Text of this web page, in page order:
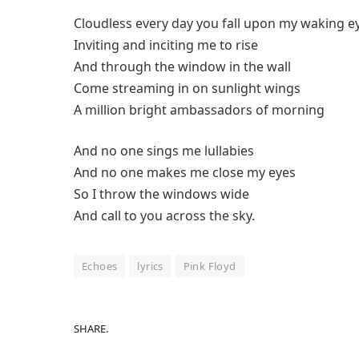
Cloudless every day you fall upon my waking
Inviting and inciting me to rise
And through the window in the wall
Come streaming in on sunlight wings
A million bright ambassadors of morning
And no one sings me lullabies
And no one makes me close my eyes
So I throw the windows wide
And call to you across the sky.
Echoes lyrics Pink Floyd
SHARE.